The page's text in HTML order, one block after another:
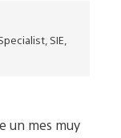
SIE,
un mes muy